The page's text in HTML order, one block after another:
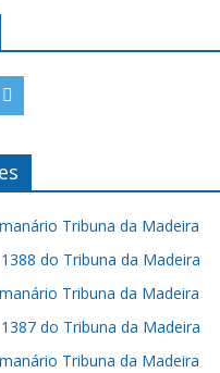
Tribuna da Madeira
do Tribuna da Madeira
Tribuna da Madeira
do Tribuna da Madeira
Tribuna da Madeira